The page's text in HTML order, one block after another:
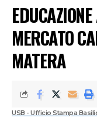
MERCATO
MATERA
USB - Ufficio Stampa